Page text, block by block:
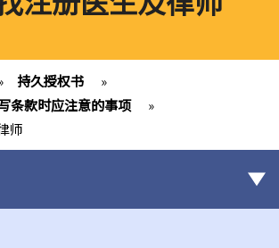
持久授权书
»
条款时应注意的事项
»
师